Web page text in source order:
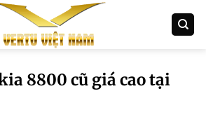
8800 cũ giá cao tại